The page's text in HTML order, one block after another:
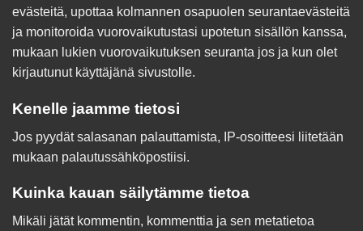
evästeitä, upottaa kolmannen osapuolen seurantaevästeitä
ja monitoroida vuorovaikutustasi upotetun sisällön kanssa,
mukaan lukien vuorovaikutuksen seuranta jos ja kun olet
kirjautunut käyttäjänä sivustolle.
Kenelle jaamme tietosi
Jos pyydät salasanan palauttamista, IP-osoitteesi liitetään
mukaan palautussähköpostiisi.
Kuinka kauan säilytämme tietoa
Mikäli jätät kommentin, kommenttia ja sen metatietoa